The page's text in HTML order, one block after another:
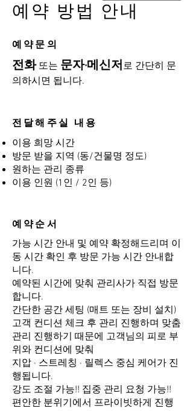
예약 방법 안내
​예약문의
전화또는 문자·메신저 로 간단히 문
의하시면 됩니다.
전달해주실 내용
이용 희망 시간
방문 받을 지역 (동/건물명 정도)
원하는 관리 종류
이용 인원 (1인 / 2인 등)
예약순서
가능 시간 안내 및 예약 확정해드리며 이
동 시간 확인 후 방문 가능 시간 안내합
니다.
예약된 시간에 맞춰 관리사가 직접 방문
합니다.
간단한 공간 세팅 (매트 또는 장비 설치)
고객 컨디션 체크 후 관리 진행하며 맞춤
관리 진행하기 때문에 고객님의 피로 부
위와 컨디션에 맞춰
지압 · 스트레칭 · 릴렉스 중심 케어가 진
행됩니다.
강도 조절 가능!! 집중 관리 요청 가능!!
편안한 분위기에서 프라이빗하게 진행